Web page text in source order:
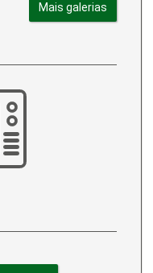
Mais galerias